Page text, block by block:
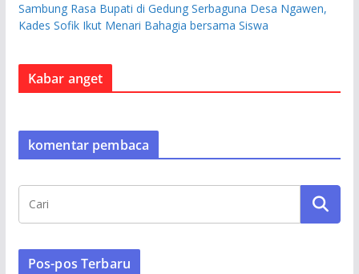
Sambung Rasa Bupati di Gedung Serbaguna Desa Ngawen,
Kades Sofik Ikut Menari Bahagia bersama Siswa
Kabar anget
komentar pembaca
Pos-pos Terbaru